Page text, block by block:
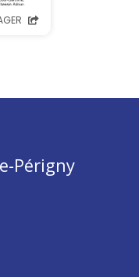
Périgny